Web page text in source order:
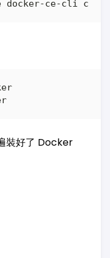
裝好了 Docker